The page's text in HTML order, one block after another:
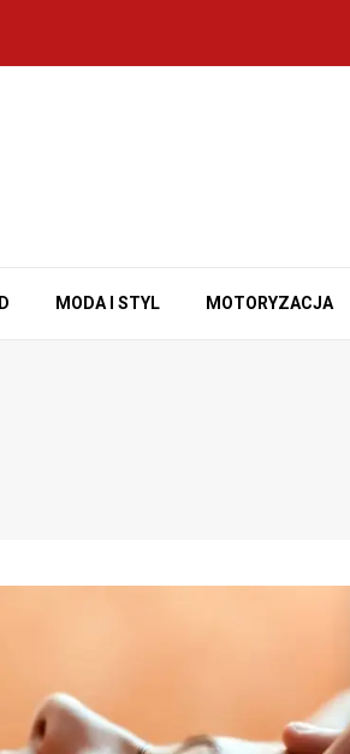
MODA I STYL MOTORYZACJA